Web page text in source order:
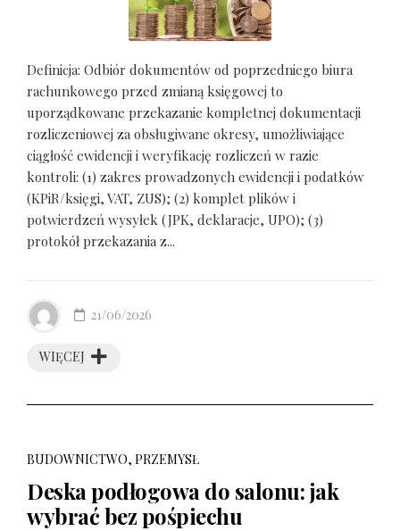
Definicja: Odbiór dokumentów od poprzedniego biura
rachunkowego przed zmianą księgowej to
uporządkowane przekazanie kompletnej dokumentacji
rozliczeniowej za obsługiwane okresy, umożliwiające
ciągłość ewidencji i weryfikację rozliczeń w razie
kontroli: (1) zakres prowadzonych ewidencji i podatków
(KPiR/księgi, VAT, ZUS); (2) komplet plików i
potwierdzeń wysyłek (JPK, deklaracje, UPO); (3)
protokół przekazania z...
WIĘCEJ
21/06/2026
BUDOWNICTWO, PRZEMYSŁ
Deska podłogowa do salonu: jak
wybrać bez pośpiechu